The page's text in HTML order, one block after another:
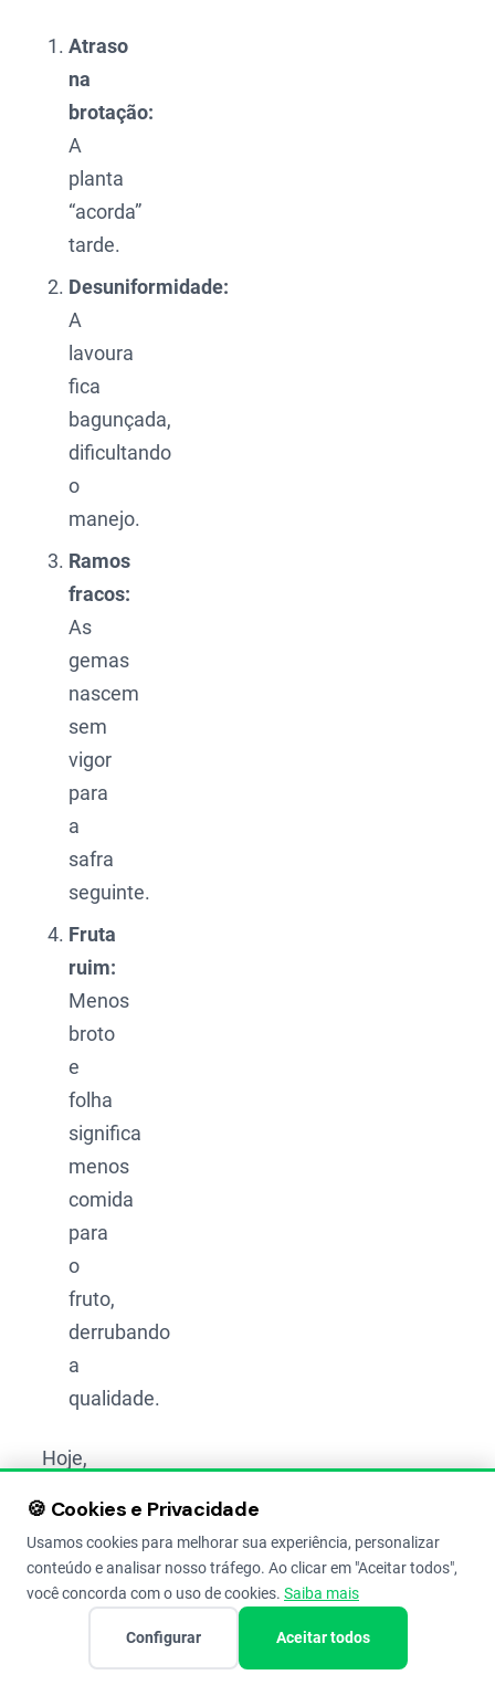
Atraso
na
brotação:
A
planta
“acorda”
tarde.
Desuniformidade:
A
lavoura
fica
bagunçada,
dificultando
o
manejo.
Ramos
fracos:
As
gemas
nascem
sem
vigor
para
a
safra
seguinte.
Fruta
ruim:
Menos
broto
e
folha
significa
menos
comida
para
o
fruto,
derrubando
a
qualidade.
Hoje,
mudando
e os
🍪 Cookies e Privacidade
Usamos cookies para melhorar sua experiência, personalizar
conteúdo e analisar nosso tráfego. Ao clicar em "Aceitar todos",
você concorda com o uso de cookies. Saiba mais
Configurar Aceitar todos